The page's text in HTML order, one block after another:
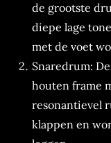
de grootste
diepe lage
met de voet
Snaredrum:
houten frame
resonantievel
klappen en